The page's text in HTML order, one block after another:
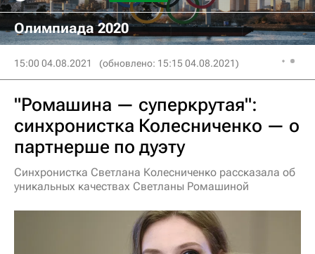
Олимпиада 2020
15:00 04.08.2021 (обновлено: 15:15 04.08.2021)
"Ромашина — суперкрутая":
синхронистка Колесниченко — о
партнерше по дуэту
Синхронистка Светлана Колесниченко рассказала об
уникальных качествах Светланы Ромашиной